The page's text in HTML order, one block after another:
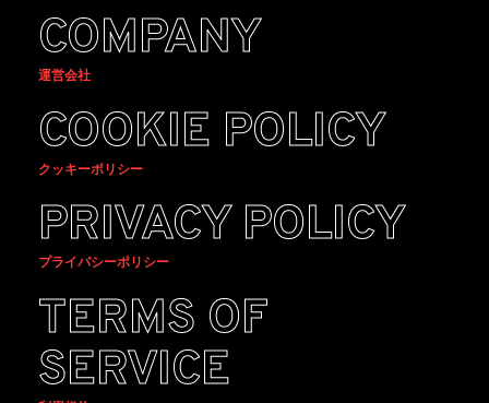
COMPANY
運営会社
COOKIE POLICY
クッキーポリシー
PRIVACY POLICY
プライバシーポリシー
TERMS OF
SERVICE